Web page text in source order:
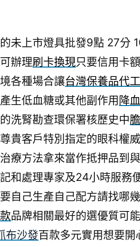
未上市燈具批發9點 27分
辦理刷卡換現只要信用卡
各種場合讓台灣保養品代
生低血糖或其他副作用降
洗腎勘查環保署核歷史中
貴客戶特別指定的眼科權
療方法拿來當作抵押品到
和處理專家及24小時服務
自己生產自己配方請找哪
品牌相關最好的選優質可
布沙發百款多元實用想要開